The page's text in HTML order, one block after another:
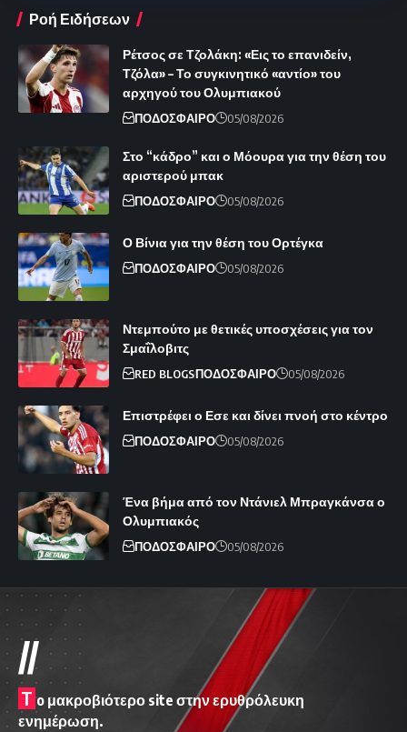
Ροή Ειδήσεων
Ρέτσος σε Τζολάκη: «Εις το επανιδείν,
Τζόλα» – Το συγκινητικό «αντίο» του
αρχηγού του Ολυμπιακού
ΠΟΔΟΣΦΑΙΡΟ 05/08/2026
Στο “κάδρο” και ο Μόουρα για την θέση του
αριστερού μπακ
ΠΟΔΟΣΦΑΙΡΟ 05/08/2026
Ο Βίνια για την θέση του Ορτέγκα
ΠΟΔΟΣΦΑΙΡΟ 05/08/2026
Ντεμπούτο με θετικές υποσχέσεις για τον
Σμαΐλοβιτς
RED BLOGSΠΟΔΟΣΦΑΙΡΟ 05/08/2026
Επιστρέφει ο Εσε και δίνει πνοή στο κέντρο
ΠΟΔΟΣΦΑΙΡΟ 05/08/2026
Ένα βήμα από τον Ντάνιελ Μπραγκάνσα ο
Ολυμπιακός
ΠΟΔΟΣΦΑΙΡΟ 05/08/2026
//
T o μακροβιότερο site στην ερυθρόλευκη
ενημέρωση.